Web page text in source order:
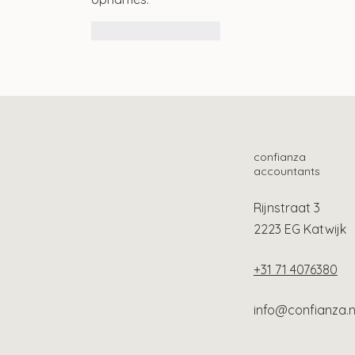
confianza
accountants
Rijnstraat 3
2223 EG Katwijk
+31 71 4076380